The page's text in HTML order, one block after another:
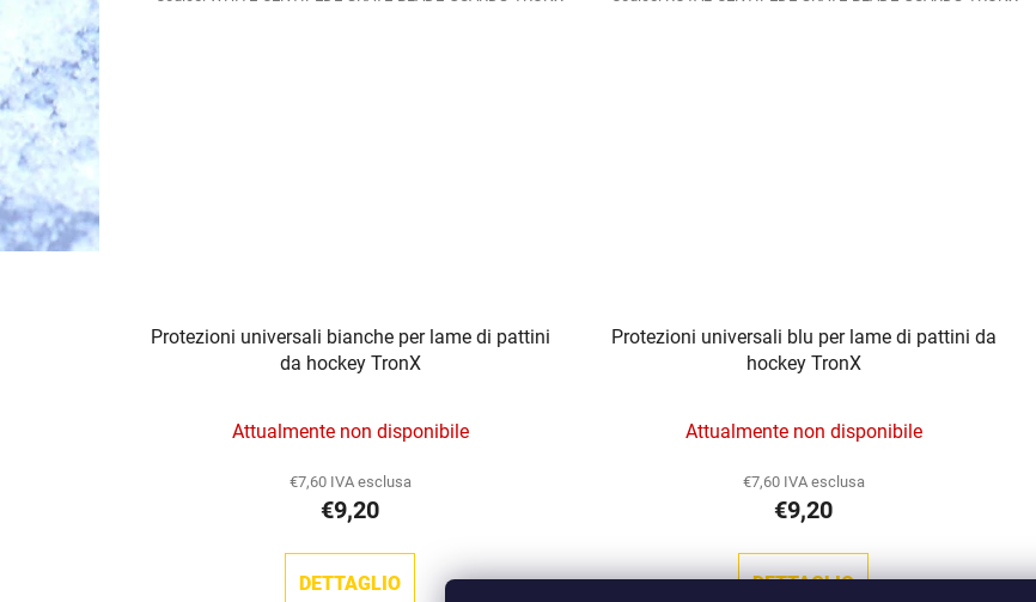
Protezioni universali bianche per lame di pattini
da hockey TronX
Attualmente non disponibile
€7,60 IVA esclusa
€9,20
DETTAGLIO
Protezioni universali blu per lame di pattini da
hockey TronX
Attualmente non disponibile
€7,60 IVA esclusa
€9,20
DETTAGLIO